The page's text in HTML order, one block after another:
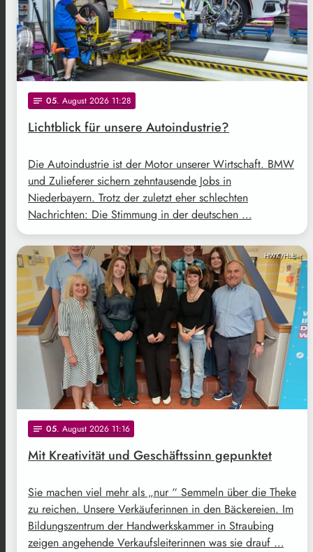
notes 05. August 2026 11:28
Lichtblick für unsere Autoindustrie?
Die Autoindustrie ist der Motor unserer Wirtschaft. BMW
und Zulieferer sichern zehntausende Jobs in
Niederbayern. Trotz der zuletzt eher schlechten
Nachrichten: Die Stimmung in der deutschen …
HWK/Huber
notes 05. August 2026 11:16
Mit Kreativität und Geschäftssinn gepunktet
Sie machen viel mehr als „nur “ Semmeln über die Theke
zu reichen. Unsere Verkäuferinnen in den Bäckereien. Im
Bildungszentrum der Handwerkskammer in Straubing
zeigen angehende Verkaufsleiterinnen was sie drauf …